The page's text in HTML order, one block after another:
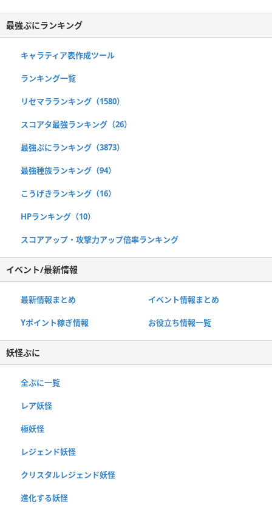
最強ぷにランキング
キャラティア表作成ツール
ランキング一覧
リセマラランキング（1580）
スコアタ最強ランキング（26）
最強ぷにランキング（3873）
最強種族ランキング（94）
こうげきランキング（16）
HPランキング（10）
スコアアップ・攻撃力アップ倍率ランキング
イベント/最新情報
最新情報まとめ イベント情報まとめ
Yポイント稼ぎ情報 お役立ち情報一覧
妖怪ぷに
全ぷに一覧
レア妖怪
極妖怪
レジェンド妖怪
クリスタルレジェンド妖怪
進化する妖怪